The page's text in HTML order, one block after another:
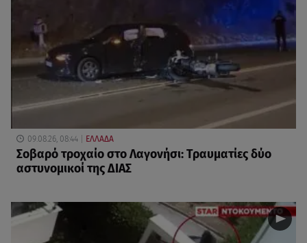
09.08.26, 08:44 ΕΛΛΑΔΑ
Σοβαρό τροχαίο στο Λαγονήσι: Τραυματίες δύο
αστυνομικοί της ΔΙΑΣ